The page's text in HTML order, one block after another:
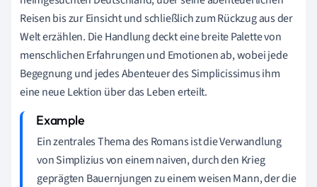
Reisen bis zur Einsicht und schließlich zum Rückzug aus der
Welt erzählen. Die Handlung deckt eine breite Palette von
menschlichen Erfahrungen und Emotionen ab, wobei jede
Begegnung und jedes Abenteuer des Simplicissimus ihm
eine neue Lektion über das Leben erteilt.
Ein zentrales Thema des Romans ist die Verwandlung
von Simplizius von einem naiven, durch den Krieg
geprägten Bauernjungen zu einem weisen Mann, der die